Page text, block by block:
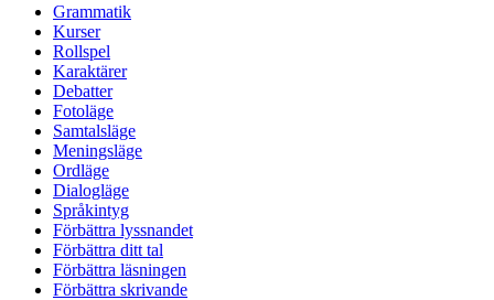
Grammatik
Kurser
Rollspel
Karaktärer
Debatter
Fotoläge
Samtalsläge
Meningsläge
Ordläge
Dialogläge
Språkintyg
Förbättra lyssnandet
Förbättra ditt tal
Förbättra läsningen
Förbättra skrivande